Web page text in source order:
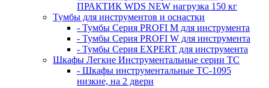
ПРАКТИК WDS NEW нагрузка 150 кг
Тумбы для инструментов и оснастки
- Тумбы Серия PROFI M для инструмента
- Тумбы Серия PROFI W для инструмента
- Тумбы Серия EXPERT для инструмента
Шкафы Легкие Инструментальные серии ТС
- Шкафы инструментальные TC-1095
низкие, на 2 двери